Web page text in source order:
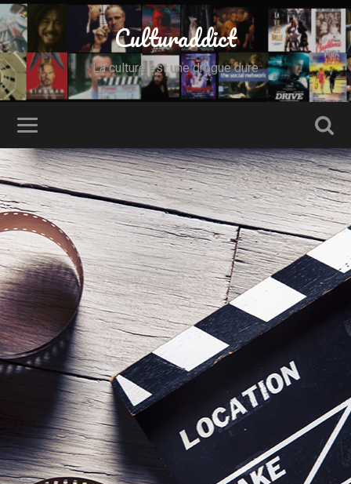
Culturaddict
La culture est une drogue dure